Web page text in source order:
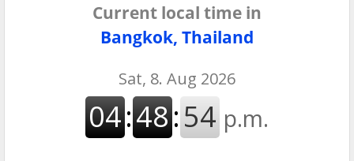
Current local time in
Bangkok, Thailand